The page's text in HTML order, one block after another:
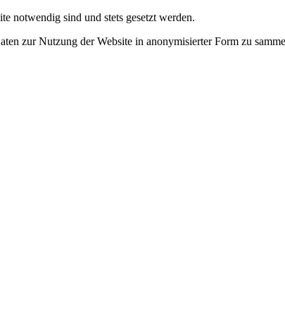
notwendig sind und stets gesetzt werden.
zur Nutzung der Website in anonymisierter Form zu